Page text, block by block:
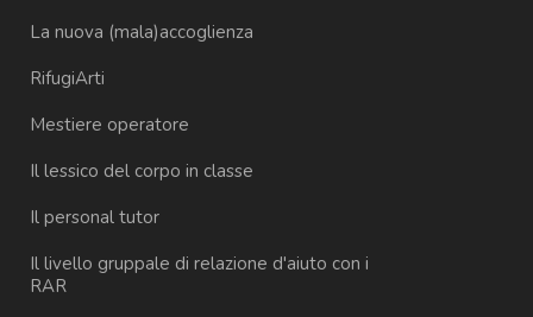
La nuova (mala)accoglienza
RifugiArti
Mestiere operatore
Il lessico del corpo in classe
Il personal tutor
Il livello gruppale di relazione d'aiuto con i
RAR